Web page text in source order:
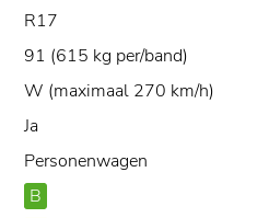
R17
91 (615 kg per/band)
W (maximaal 270 km/h)
Ja
Personenwagen
B